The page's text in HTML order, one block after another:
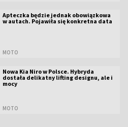
Apteczka będzie jednak obowiązkowa
w autach. Pojawiła się konkretna data
MOTO
Nowa Kia Niro w Polsce. Hybryda
dostała delikatny lifting designu, ale i
mocy
MOTO